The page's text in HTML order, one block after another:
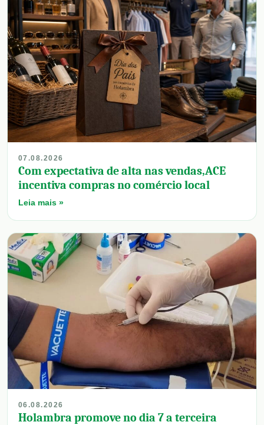
07.08.2026
Com expectativa de alta nas vendas,ACE
incentiva compras no comércio local
Leia mais »
06.08.2026
Holambra promove no dia 7 a terceira